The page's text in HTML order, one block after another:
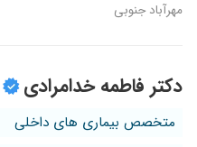
مهرآباد جنوبی
دکتر فاطمه خدامرادی
متخصص بیماری های داخلی